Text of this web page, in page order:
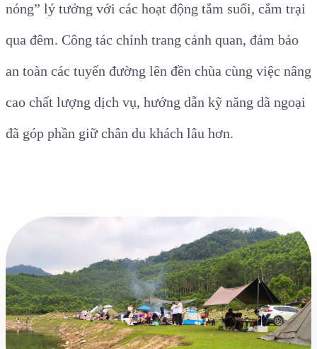
nóng” lý tưởng với các hoạt động tắm suối, cắm trại
qua đêm. Công tác chỉnh trang cảnh quan, đảm bảo
an toàn các tuyến đường lên đền chùa cùng việc nâng
cao chất lượng dịch vụ, hướng dẫn kỹ năng dã ngoại
đã góp phần giữ chân du khách lâu hơn.